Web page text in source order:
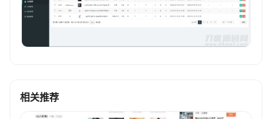
相关推荐